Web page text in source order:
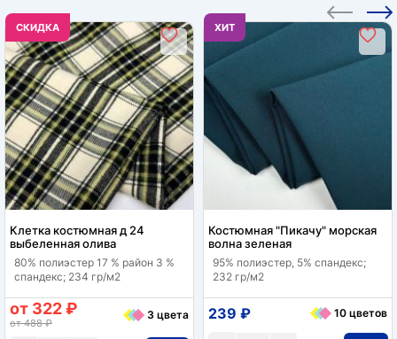
CКИДКА
Клетка костюмная д 24
выбеленная олива
80% полиэстер 17 % район 3 %
спандекс; 234 гр/м2
от 322 ₽
от 488 ₽
3 цвета
ХИТ
Костюмная "Пикачу" морская
волна зеленая
95% полиэстер, 5% спандекс;
232 гр/м2
239 ₽ 10 цветов